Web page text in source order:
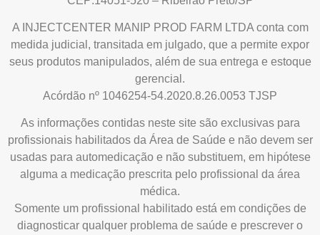
A INJECTCENTER MANIP PROD FARM LTDA conta com
medida judicial, transitada em julgado, que a permite expor
seus produtos manipulados, além de sua entrega e estoque
gerencial.
Acórdão nº 1046254-54.2020.8.26.0053 TJSP
As informações contidas neste site são exclusivas para
profissionais habilitados da Área de Saúde e não devem ser
usadas para automedicação e não substituem, em hipótese
alguma a medicação prescrita pelo profissional da área
médica.
Somente um profissional habilitado está em condições de
diagnosticar qualquer problema de saúde e prescrever o